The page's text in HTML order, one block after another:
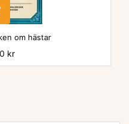
om hästar
kr